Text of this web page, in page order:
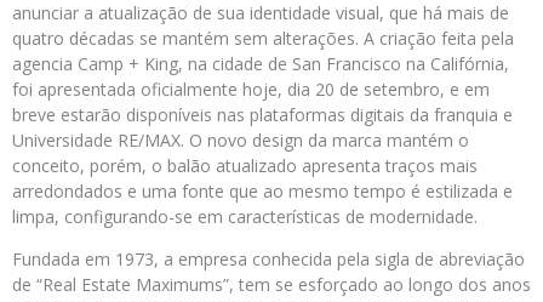
anunciar a atualização de sua identidade visual, que há mais de
quatro décadas se mantém sem alterações. A criação feita pela
agencia Camp + King, na cidade de San Francisco na Califórnia,
foi apresentada oficialmente hoje, dia 20 de setembro, e em
breve estarão disponíveis nas plataformas digitais da franquia e
Universidade RE/MAX. O novo design da marca mantém o
conceito, porém, o balão atualizado apresenta traços mais
arredondados e uma fonte que ao mesmo tempo é estilizada e
limpa, configurando-se em características de modernidade.
Fundada em 1973, a empresa conhecida pela sigla de abreviação
de “Real Estate Maximums”, tem se esforçado ao longo dos anos